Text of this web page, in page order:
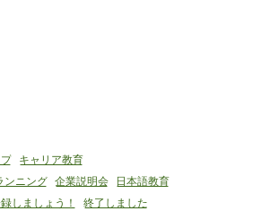
キャリア教育
ンニング 企業説明会
日本語教育
しましょう！ 終了しました